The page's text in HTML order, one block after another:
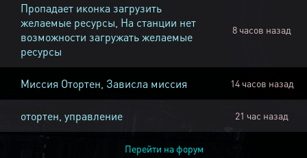
Пропадает иконка загрузить
желаемые ресурсы, На станции нет
возможности загружать желаемые
ресурсы
8 часов назад
Миссия Отортен, Зависла миссия 14 часов назад
отортен, управление 21 час назад
Перейти на форум